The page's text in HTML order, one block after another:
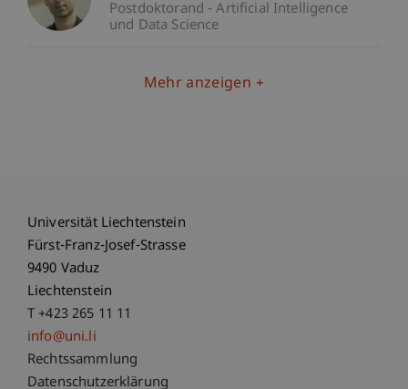
Postdoktorand - Artificial Intelligence
und Data Science
Mehr anzeigen
Universität Liechtenstein
Fürst-Franz-Josef-Strasse
9490 Vaduz
Liechtenstein
T +423 265 11 11
info@uni.li
Fußzeile Rechtliche Hinweise
Rechtssammlung
Datenschutzerklärung